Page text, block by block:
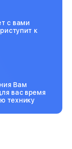
с вами
к
Вам
вас время
технику